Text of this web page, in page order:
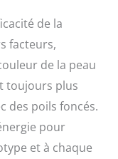
de la
facteurs,
de la peau
toujours plus
des poils foncés.
pour
et à chaque